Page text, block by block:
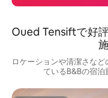
Oued Tensiftで好
ロケーションや清潔さな
ているB&Bの宿